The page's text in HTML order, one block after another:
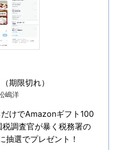
期限切れ）
嶋洋
けでAmazonギフト100
調査官が暴く税務署の
抽選でプレゼント！